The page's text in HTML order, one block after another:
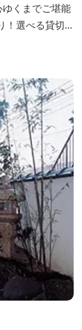
くまでご堪能
！選べる貸切
神明神社）あ
も選ばれた千
！周りに何も